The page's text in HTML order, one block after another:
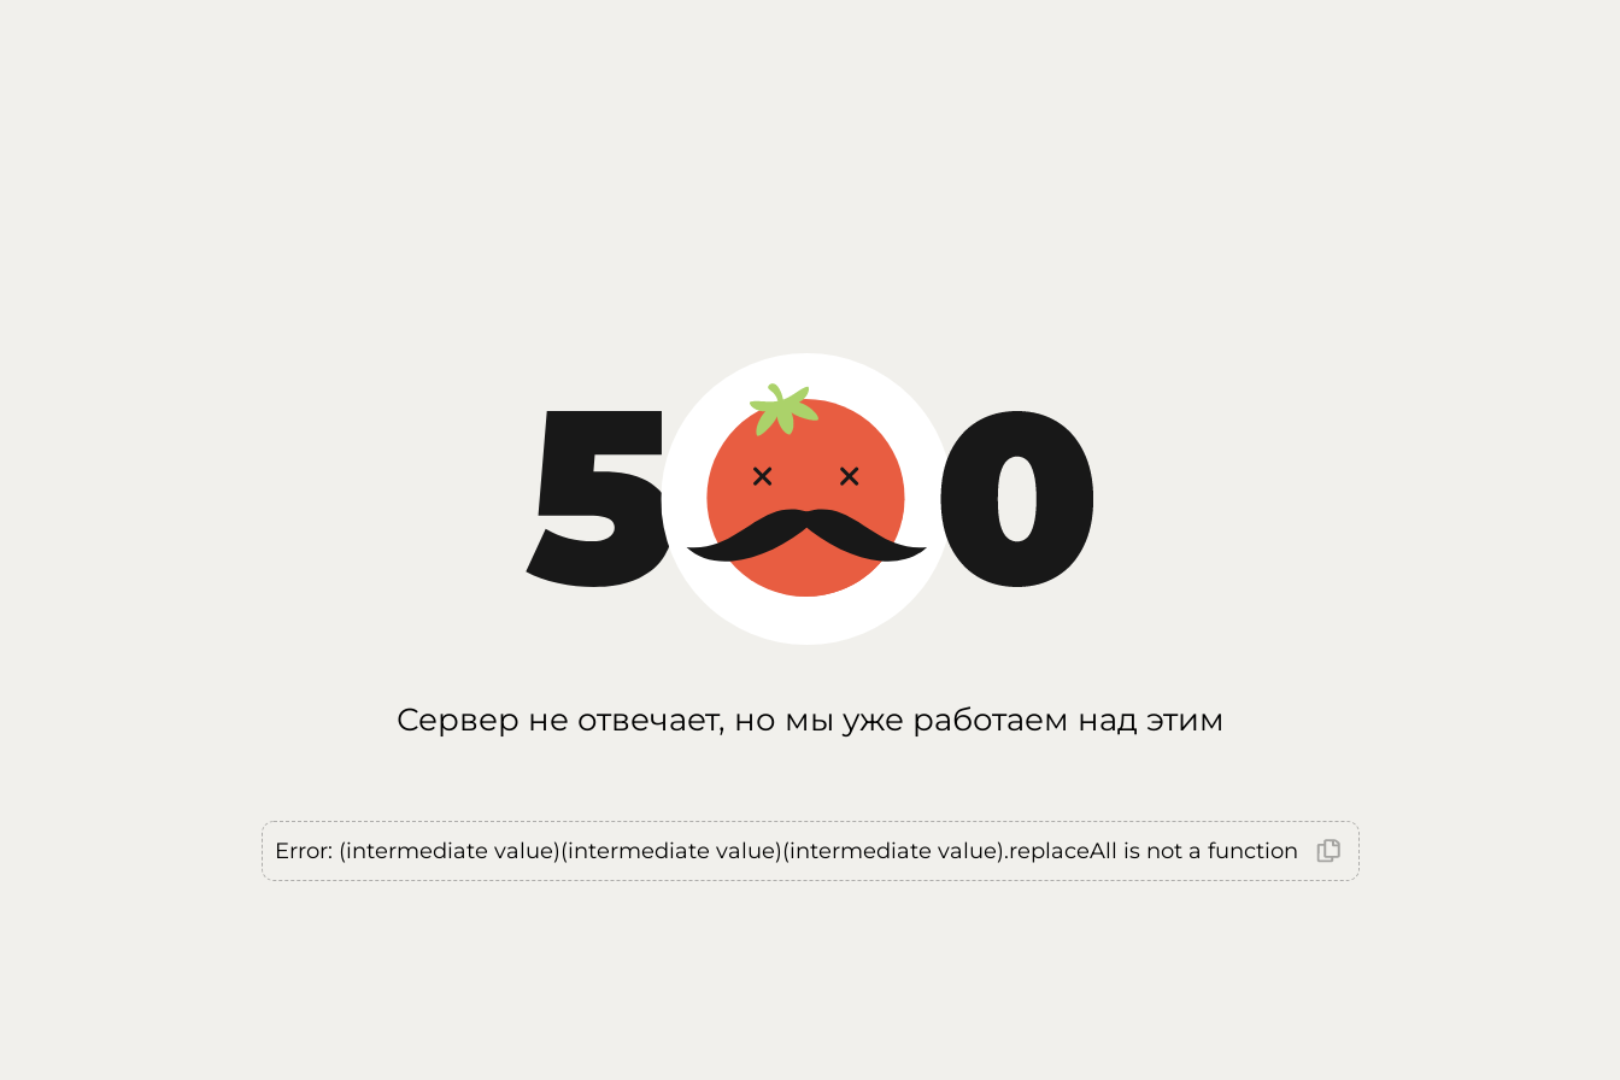
Сервер не отвечает, но мы уже работаем над этим
Error: (intermediate value)(intermediate value)(intermediate value).replaceAll is not a function